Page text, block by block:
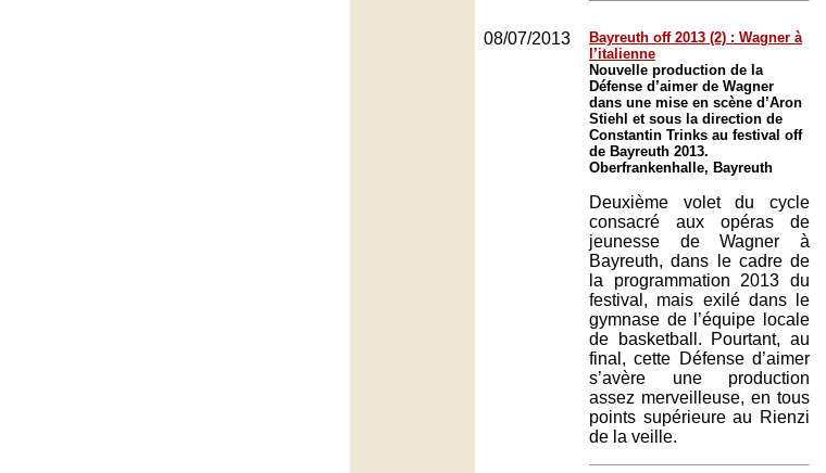
08/07/2013
Bayreuth off 2013 (2) : Wagner à
l’italienne
Nouvelle production de la
Défense d’aimer de Wagner
dans une mise en scène d’Aron
Stiehl et sous la direction de
Constantin Trinks au festival off
de Bayreuth 2013.
Oberfrankenhalle, Bayreuth
Deuxième volet du cycle
consacré aux opéras de
jeunesse de Wagner à
Bayreuth, dans le cadre de
la programmation 2013 du
festival, mais exilé dans le
gymnase de l’équipe locale
de basketball. Pourtant, au
final, cette Défense d’aimer
s’avère une production
assez merveilleuse, en tous
points supérieure au Rienzi
de la veille.